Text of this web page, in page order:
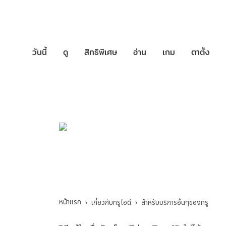
วันนี้ ดู สิทธิพิเศษ อ่าน เกม ตาตั้ง
หน้าแรก เกี่ยวกับทรูไอดี สำหรับบริการอื่นๆของทรู